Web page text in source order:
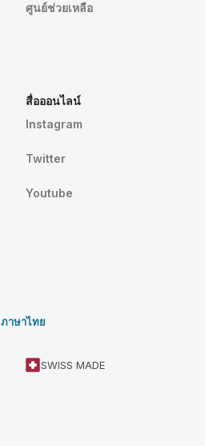
ศูนย์ช่วยเหลือ
สื่อออนไลน์
Instagram
Twitter
Youtube
ภาษาไทย
SWISS MADE